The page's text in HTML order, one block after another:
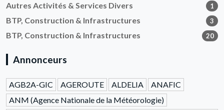
Autres Activités & Services Divers 1
BTP, Construction & Infrastructures 3
BTP, Construction & Infrastructures 20
Annonceurs
AGB2A-GIC AGEROUTE ALDELIA
ANAFIC
ANM (Agence Nationale de la Météorologie)